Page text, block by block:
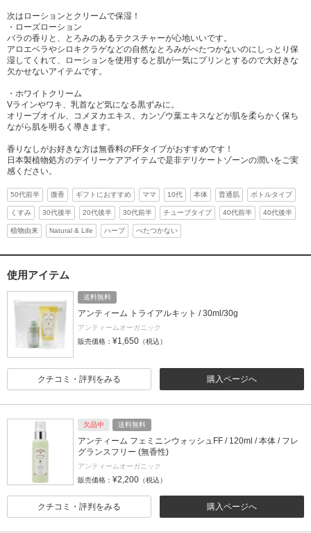
次はローションとクリームで保湿！
・ローズローション
バラの香りと、とろみのあるテクスチャーが心地いいです。
アロエベラやシロキクラゲなどの自然なとろみがべたつかないのにしっとり保
湿してくれて、ローションを使用すると肌が一気にプリンとするので大好きな
欠かせないアイテムです。
・ホワイトクリーム
Vラインやワキ、乳首など気になる黒ずみに。
オリーブオイル、コメヌカエキス、カンゾウ葉エキスなどが肌を柔らかく保ち
ながら肌を明るく導きます。
香りなしがお好きな方は無香料のFFタイプがおすすめです！
日本製植物処方のデイリーケアアイテムで是非デリケートゾーンの潤いをご実
感ください。
50代前半 微香 ギフトにおすすめ ママ 10代 本体 普通肌 ボトルタイプ
くすみ 30代後半 20代後半 30代前半 チューブタイプ 40代前半 40代後半
植物由来 Natural & Life ハーブ べたつかない
使用アイテム
送料無料
アンティーム トライアルキット / 30ml/30g
アンティームオーガニック
販売価格： ¥1,650 （税込）
購入ページへ
クチコミ・評判をみる
欠品中 送料無料
アンティーム フェミニンウォッシュFF / 120ml / 本体 / フレ
グランスフリー (無香性)
アンティームオーガニック
販売価格： ¥2,200 （税込）
購入ページへ
クチコミ・評判をみる